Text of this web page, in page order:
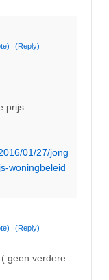
(Reply)
prijs
01/27/jong
woningbeleid
(Reply)
geen verdere